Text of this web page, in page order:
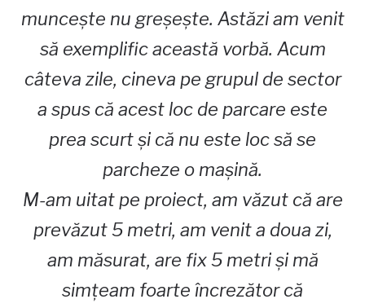
muncește nu greșește. Astăzi am venit
să exemplific această vorbă. Acum
câteva zile, cineva pe grupul de sector
a spus că acest loc de parcare este
prea scurt și că nu este loc să se
parcheze o mașină.
M-am uitat pe proiect, am văzut că are
prevăzut 5 metri, am venit a doua zi,
am măsurat, are fix 5 metri și mă
simțeam foarte încrezător că